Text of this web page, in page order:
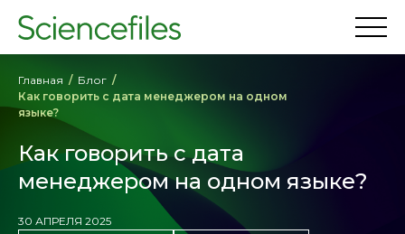
Главная
Блог
Как говорить с дата менеджером на одном
языке?
Как говорить с дата
менеджером на одном языке?
30 АПРЕЛЯ 2025